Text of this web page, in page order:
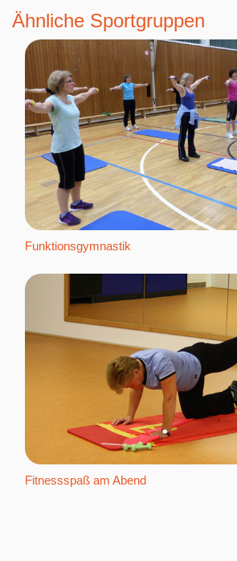
Ähnliche Sportgruppen
Funktionsgymnastik
Fitnessspaß am Abend